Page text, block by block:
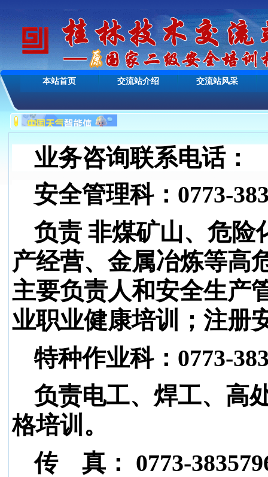
本站首页 交流站介绍 交流站风采
业务咨询联系电话：
安全管理科：0773-
负责 非煤矿山、危险
产经营、金属冶炼等高
主要负责人和安全生产
业职业健康培训；注册
特种作业科： 0773-
负责电工、焊工、高
格培训。
传 真： 0773-